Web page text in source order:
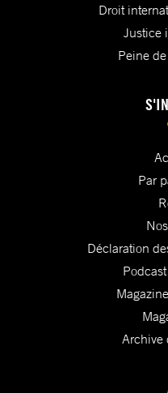
Droit
Justice
Peine
Par
Déclaration
Archive